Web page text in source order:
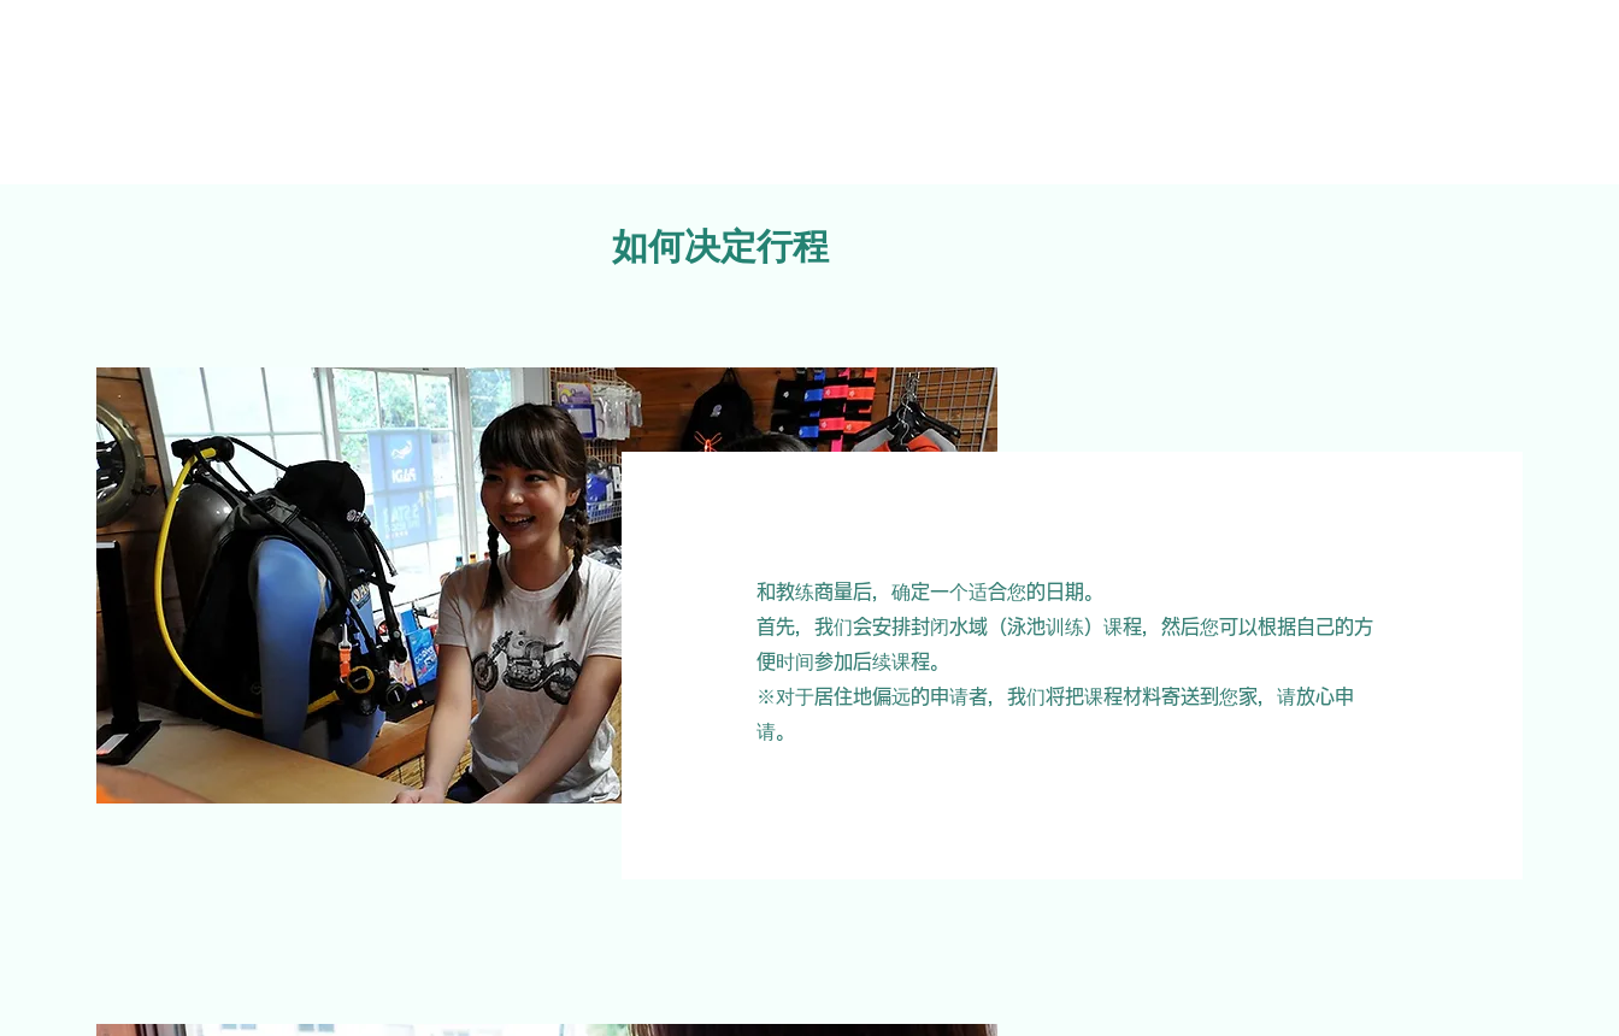
如何决定行程
和教练商量后，确定一个适合您的日期。
首先，我们会安排封闭水域（泳池训练）课程，然后您可以根据自己的方
便时间参加后续课程。
※对于居住地偏远的申请者，我们将把课程材料寄送到您家，请放心申
请。